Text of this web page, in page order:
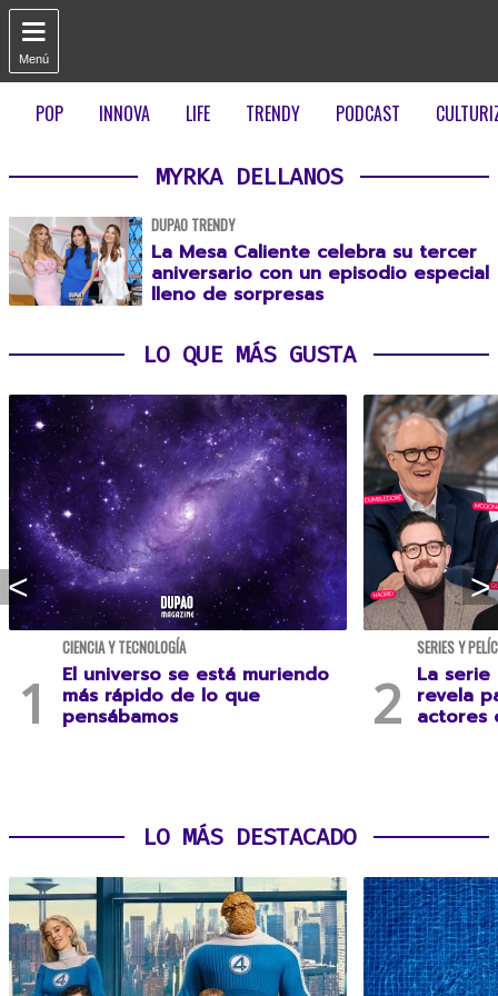

Menú
POP INNOVA LIFE TRENDY PODCAST
MYRKA DELLANOS
DUPAO TRENDY
La Mesa Caliente celebra su tercer
aniversario con un episodio especial
lleno de sorpresas
LO QUE MÁS GUSTA
CIENCIA Y TECNOLOGÍA
El universo se está muriendo
más rápido de lo que
pensábamos
SERIES Y
La
revela
actores
LO MÁS DESTACADO